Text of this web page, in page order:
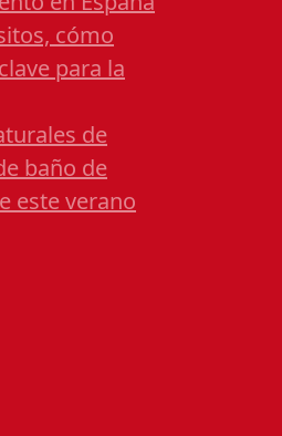
cómo
para la
de
baño de
este verano